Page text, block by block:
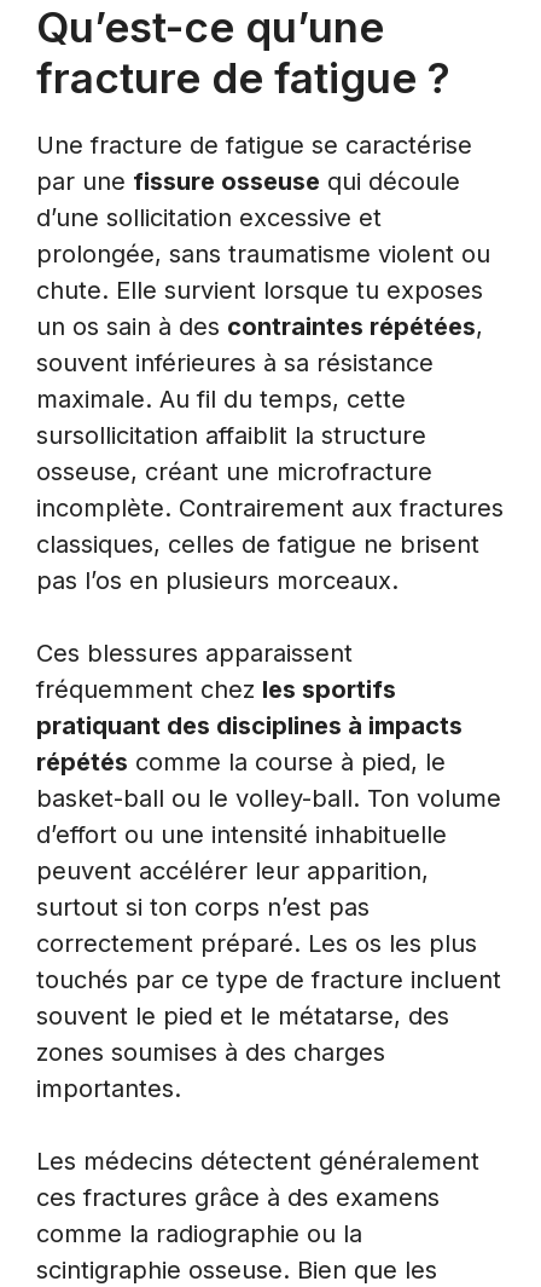
Qu’est-ce qu’une
fracture de fatigue ?
Une fracture de fatigue se caractérise
par une fissure osseuse qui découle
d’une sollicitation excessive et
prolongée, sans traumatisme violent ou
chute. Elle survient lorsque tu exposes
un os sain à des contraintes répétées,
souvent inférieures à sa résistance
maximale. Au fil du temps, cette
sursollicitation affaiblit la structure
osseuse, créant une microfracture
incomplète. Contrairement aux fractures
classiques, celles de fatigue ne brisent
pas l’os en plusieurs morceaux.
Ces blessures apparaissent
fréquemment chez les sportifs
pratiquant des disciplines à impacts
répétés comme la course à pied, le
basket-ball ou le volley-ball. Ton volume
d’effort ou une intensité inhabituelle
peuvent accélérer leur apparition,
surtout si ton corps n’est pas
correctement préparé. Les os les plus
touchés par ce type de fracture incluent
souvent le pied et le métatarse, des
zones soumises à des charges
importantes.
Les médecins détectent généralement
ces fractures grâce à des examens
comme la radiographie ou la
scintigraphie osseuse. Bien que les